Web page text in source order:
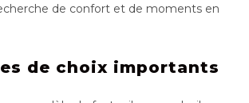
de confort et de moments en
de choix importants